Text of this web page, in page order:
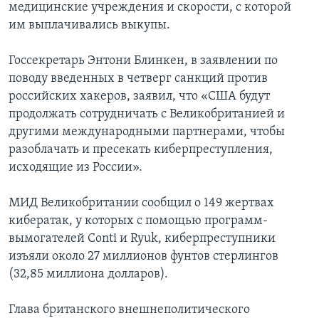
медицинские учреждения и скорости, с которой
им выплачивались выкупы.
Госсекретарь Энтони Блинкен, в заявлении по
поводу введенных в четверг санкций против
российских хакеров, заявил, что «США будут
продолжать сотрудничать с Великобританией и
другими международными партнерами, чтобы
разоблачать и пресекать киберпреступления,
исходящие из России».
МИД Великобритании сообщил о 149 жертвах
кибератак, у которых с помощью программ-
вымогателей Conti и Ryuk, киберпреступники
изъяли около 27 миллионов фунтов стерлингов
(32,85 миллиона долларов).
Глава британского внешнеполитического